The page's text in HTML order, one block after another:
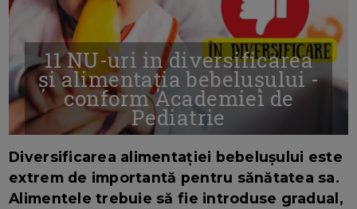
11 NU-uri in diversificarea
și alimentația bebelușului -
conform Academiei de
Pediatrie
Diversificarea alimentației bebelușului este
extrem de importantă pentru sănătatea sa.
Alimentele trebuie să fie introduse gradual,